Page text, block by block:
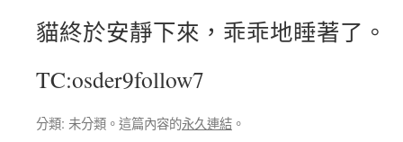
貓終於安靜下來，乖乖地睡著了。
TC:osder9follow7
分類: 未分類。這篇內容的永久連結 。